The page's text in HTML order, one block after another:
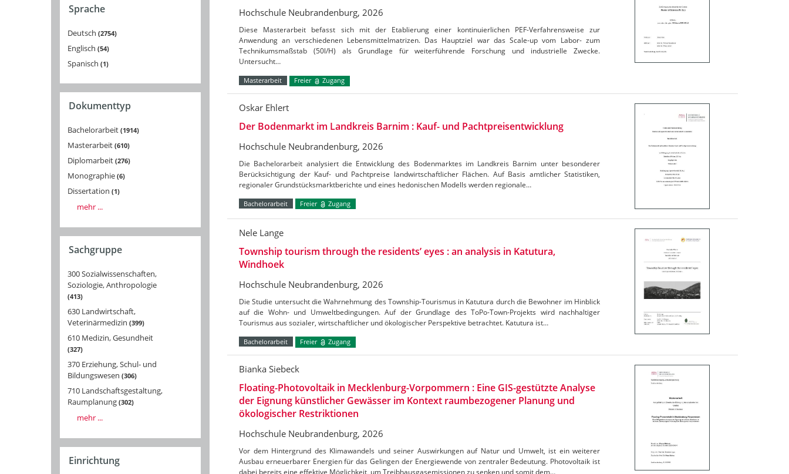
Sprache
Deutsch 2754
Englisch 54
Spanisch 1
Dokumenttyp
Bachelorarbeit 1914
Masterarbeit 610
Diplomarbeit 276
Monographie 6
Dissertation 1
mehr ...
Sachgruppe
300 Sozialwissenschaften,
Soziologie, Anthropologie
413
630 Landwirtschaft,
Veterinärmedizin 399
610 Medizin, Gesundheit
327
370 Erziehung, Schul- und
Bildungswesen 306
710 Landschaftsgestaltung,
Raumplanung 302
mehr ...
Einrichtung
Hochschule Neubrandenburg, 2026
Diese Masterarbeit befasst sich mit der Etablierung einer kontinuierlichen PEF-Verfahrensweise zur
Anwendung an verschiedenen Lebensmittelmatrizen. Das Hauptziel war das Scale-up vom Labor- zum
Technikumsmaßstab (50l/H) als Grundlage für weiterführende Forschung und industrielle Zwecke.
Untersucht…
Masterarbeit Freier Zugang
Oskar Ehlert
Der Bodenmarkt im Landkreis Barnim : Kauf- und Pachtpreisentwicklung
Hochschule Neubrandenburg, 2026
Die Bachelorarbeit analysiert die Entwicklung des Bodenmarktes im Landkreis Barnim unter besonderer
Berücksichtigung der Kauf- und Pachtpreise landwirtschaftlicher Flächen. Auf Basis amtlicher Statistiken,
regionaler Grundstücksmarktberichte und eines hedonischen Modells werden regionale…
Bachelorarbeit Freier Zugang
Nele Lange
Township tourism through the residents’ eyes : an analysis in Katutura,
Windhoek
Hochschule Neubrandenburg, 2026
Die Studie untersucht die Wahrnehmung des Township-Tourismus in Katutura durch die Bewohner im Hinblick
auf die Wohn- und Umweltbedingungen. Auf der Grundlage des ToPo-Town-Projekts wird nachhaltiger
Tourismus aus sozialer, wirtschaftlicher und ökologischer Perspektive betrachtet. Katutura ist…
Bachelorarbeit Freier Zugang
Bianka Siebeck
Floating-Photovoltaik in Mecklenburg-Vorpommern : Eine GIS-gestützte Analyse
der Eignung künstlicher Gewässer im Kontext raumbezogener Planung und
ökologischer Restriktionen
Hochschule Neubrandenburg, 2026
Vor dem Hintergrund des Klimawandels und seiner Auswirkungen auf Natur und Umwelt, ist ein weiterer
Ausbau erneuerbarer Energien für das Gelingen der Energiewende von zentraler Bedeutung. Photovoltaik ist
dabei bereits eine effektive Möglichkeit, um Treibhausgasemissionen zu senken und somit dem…